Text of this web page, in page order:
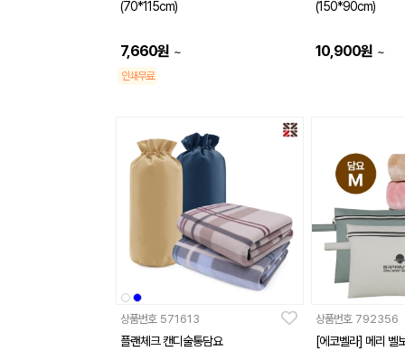
(70*115cm)
7,660원 ~
인쇄무료
(150*90cm)
10,900원 ~
상품번호 571613
플랜체크 캔디술통담요
상품번호 792356
[에코벨라] 메리 벨